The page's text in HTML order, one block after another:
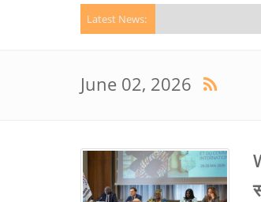
Latest News:
June 02, 2026